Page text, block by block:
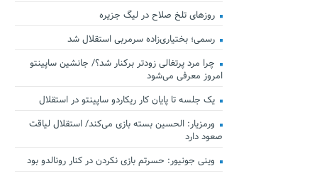
روزهای تلخ صلاح در لیگ جزیره
رسمی؛ بختیاری‌زاده سرمربی استقلال شد
چرا مرد پرتغالی زودتر برکنار شد؟/ جانشین ساپینتو
امروز معرفی می‌شود
یک جلسه تا پایان کار ریکاردو ساپینتو در استقلال
ورمزیار: الحسین بسته بازی می‌کند/ استقلال لیاقت
صعود دارد
وینی جونیور: حسرتم بازی نکردن در کنار رونالدو بود